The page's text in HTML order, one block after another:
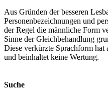
Aus Gründen der besseren
Personenbezeichnungen und
der Regel die männliche Form
Sinne der Gleichbehandlung
Diese verkürzte Sprachform
und beinhaltet keine Wertung.
Suche